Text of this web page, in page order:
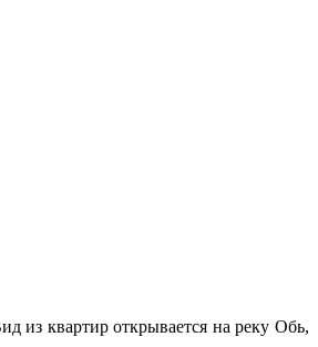
из квартир открывается на реку Обь,